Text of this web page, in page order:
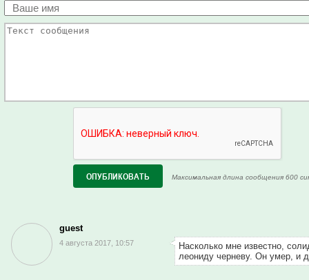
Максимальная длина сообщения 600
guest
4 августа 2017, 10:57
Насколько мне известно,
леониду черневу. Он умер, и